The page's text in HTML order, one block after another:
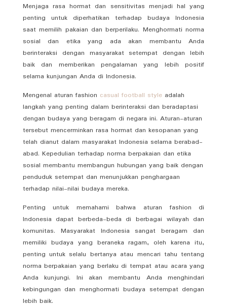
Menjaga rasa hormat dan sensitivitas menjadi hal yang
penting untuk diperhatikan terhadap budaya Indonesia
saat memilih pakaian dan berperilaku. Menghormati norma
sosial dan etika yang ada akan membantu Anda
berinteraksi dengan masyarakat setempat dengan lebih
baik dan memberikan pengalaman yang lebih positif
selama kunjungan Anda di Indonesia.
Mengenal aturan fashion casual football styleadalah
langkah yang penting dalam berinteraksi dan beradaptasi
dengan budaya yang beragam di negara ini. Aturan-aturan
tersebut mencerminkan rasa hormat dan kesopanan yang
telah dianut dalam masyarakat Indonesia selama berabad-
abad. Kepedulian terhadap norma berpakaian dan etika
sosial membantu membangun hubungan yang baik dengan
penduduk setempat dan menunjukkan penghargaan
terhadap nilai-nilai budaya mereka.
Penting untuk memahami bahwa aturan fashion di
Indonesia dapat berbeda-beda di berbagai wilayah dan
komunitas. Masyarakat Indonesia sangat beragam dan
memiliki budaya yang beraneka ragam, oleh karena itu,
penting untuk selalu bertanya atau mencari tahu tentang
norma berpakaian yang berlaku di tempat atau acara yang
Anda kunjungi. Ini akan membantu Anda menghindari
kebingungan dan menghormati budaya setempat dengan
lebih baik.